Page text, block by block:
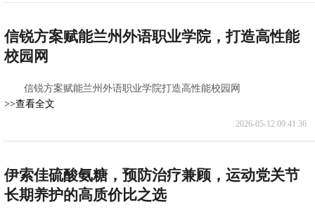
信锐方案赋能兰州外语职业学院，打造高性能
校园网
信锐方案赋能兰州外语职业学院打造高性能校园网
>>查看全文
2026-05-12 09:41:36
伊索佳硫酸氨糖，预防治疗兼顾，运动党关节
长期养护的高质价比之选